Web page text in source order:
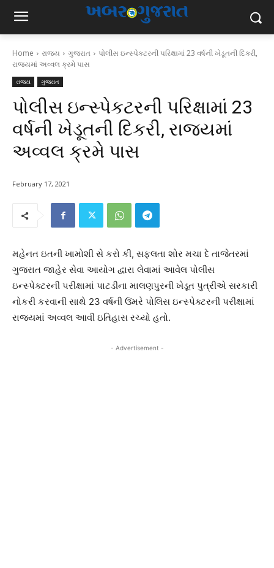
Home રાજ્ય ગુજરાત
પોલીસ ઇન્સ્પેકટરની પરિક્ષામાં 23 વર્ષની ખેડૂતની દિકરી,
રાજયમાં અવ્વલ ક્રમે પાસ
રાજ્ય ગુજરાત
પોલીસ ઇન્સ્પેકટરની પરિક્ષામાં 23
વર્ષની ખેડૂતની દિકરી, રાજયમાં
અવ્વલ ક્રમે પાસ
February 17, 2021
મહેનત ઇતની ખામોશી સે કરો કી, સફલતા શોર મચા દે તાજેતરમાં
ગુજરાત જાહેર સેવા આયોગ દ્વારા લેવામાં આવેલ પોલીસ
ઇન્સ્પેક્ટરની પરીક્ષામાં પાટડીના માલણપુરની ખેડૂત પુત્રીએ સરકારી
નોકરી કરવાની સાથે 23 વર્ષની ઉંમરે પોલિસ ઇન્સ્પેક્ટરની પરીક્ષામાં
રાજ્યમાં અવ્વલ આવી ઇતિહાસ રચ્યો હતો.
- Advertisement -